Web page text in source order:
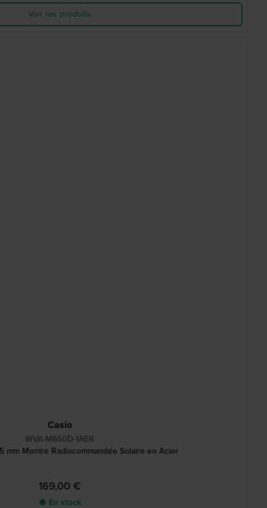
Voir les produits
Casio
WVA-M650D-1AER
mm Montre Radiocommandée Solaire en Acier
169,00 €
● En stock